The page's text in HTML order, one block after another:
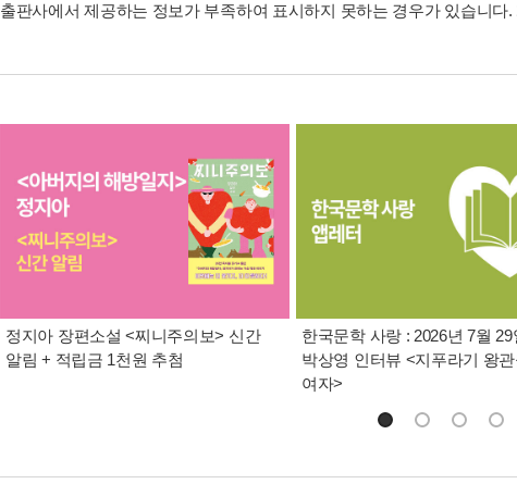
출판사에서 제공하는 정보가 부족하여 표시하지 못하는 경우가 있습니다.
정지아 장편소설 <찌니주의보> 신간
알림 + 적립금 1천원 추첨
한국문학 사랑 : 2026년 7월 29
박상영 인터뷰 <지푸라기 왕
여자>